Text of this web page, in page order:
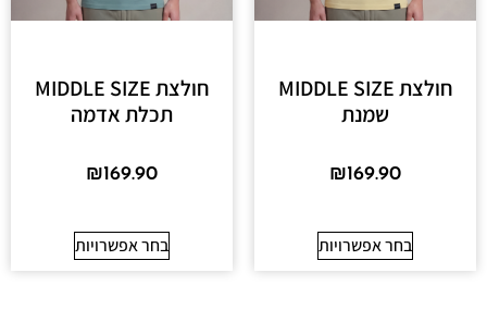
חולצת MIDDLE SIZE
שמנת
₪169.90
בחר אפשרויות
חולצת MIDDLE SIZE
תכלת אדמה
₪169.90
בחר אפשרויות